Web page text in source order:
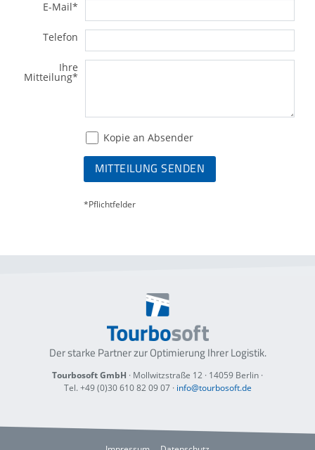
E-Mail*
Telefon
Ihre
Mitteilung*
Kopie an Absender
MITTEILUNG SENDEN
*Pflichtfelder
Der starke Partner zur OptimierungIhrer Logistik.
Tourbosoft GmbH · Mollwitzstraße 12 · 14059 Berlin ·
Tel. +49 (0)30 610 82 09 07· info@tourbosoft.de